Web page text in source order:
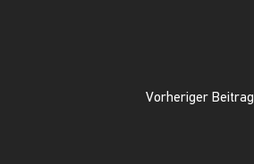
Vorheriger Beitrag